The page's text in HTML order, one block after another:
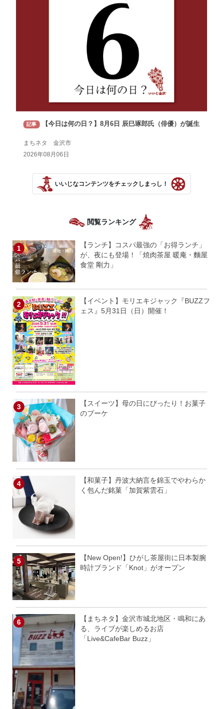
記事 【今日は何の日？】8月6日 辰巳琢郎氏（俳優）が誕生
まちネタ 金沢市
2026年08月06日
いいじなコンテンツをチェックしまっし！
閲覧ランキング
【ランチ】コスパ最強の「お得ランチ」
が、夜にも登場！「焼肉茶屋 暖庵・麵屋
食堂 剛力」
【イベント】モリエキジャック『BUZZフ
ェス』5月31日（日）開催！
【スイーツ】母の日にぴったり！お菓子
のブーケ
【和菓子】丹波大納言を錦玉でやわらか
く包んだ銘菓「加賀紫雲石」
【New Open!】ひがし茶屋街に日本製腕
時計ブランド「Knot」がオープン
【まちネタ】金沢市城北地区・鳴和にあ
る、ライブが楽しめるお店
「Live&CafeBar Buzz」